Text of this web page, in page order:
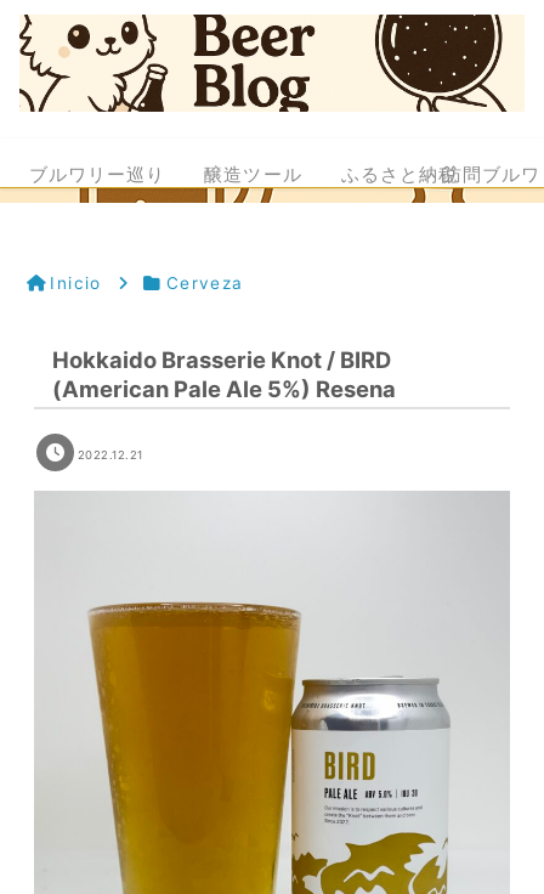
ブルワリー巡り 醸造ツール ふるさと納税訪問ブル
Inicio Cerveza
Hokkaido Brasserie Knot / BIRD
(American Pale Ale 5%) Resena
2022.12.21